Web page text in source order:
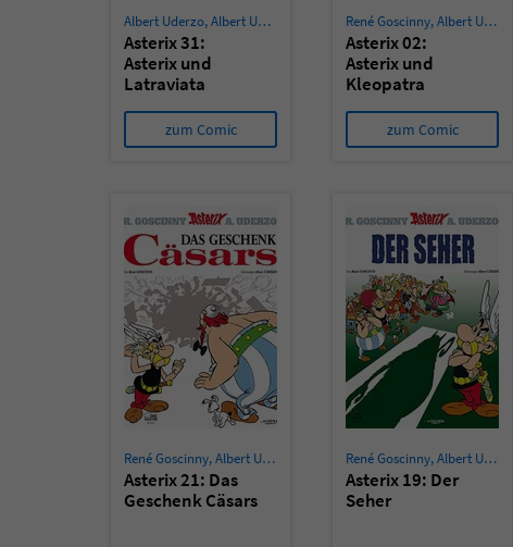
Albert Uderzo,Albert Uderzo
Asterix 31:
Asterix und
Latraviata
zum Comic
René Goscinny,Albert Uderzo
Asterix 02:
Asterix und
Kleopatra
zum Comic
René Goscinny,Albert Uderzo
Asterix 21: Das
Geschenk Cäsars
René Goscinny,Albert Uderzo
Asterix 19: Der
Seher